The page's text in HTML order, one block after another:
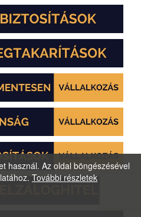
használ. Az oldal böngészésével
További részletek